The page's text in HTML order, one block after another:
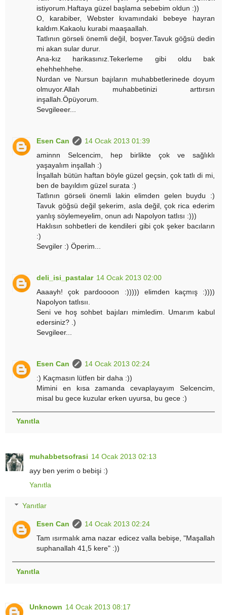
istiyorum.Haftaya güzel başlama sebebim oldun :))
O, karabiber, Webster kıvamındaki bebeye hayran
kaldım.Kakaolu kurabi maaşaallah.
Tatlının görseli önemli değil, boşver.Tavuk göğsü dedin
mi akan sular durur.
Ana-kız harikasınız.Tekerleme gibi oldu bak
ehehhehhehe.
Nurdan ve Nursun bajıların muhabbetlerinede doyum
olmuyor.Allah muhabbetinizi arttırsın
inşallah.Öpüyorum.
Sevgileeer...
Esen Can
14 Ocak 2013 01:39
aminnn Selcencim, hep birlikte çok ve sağlıklı
yaşayalım inşallah :)
İnşallah bütün haftan böyle güzel geçsin, çok tatlı di mi,
ben de bayıldım güzel surata :)
Tatlının görseli önemli lakin elimden gelen buydu :)
Tavuk göğsü değil şekerim, asla değil, çok rica ederim
yanlış söylemeyelim, onun adı Napolyon tatlısı :)))
Haklısın sohbetleri de kendileri gibi çok şeker bacıların
:)
Sevgiler :) Öperim...
deli_isi_pastalar 14 Ocak 2013 02:00
Aaaayh! çok pardoooon :))))) elimden kaçmış :))))
Napolyon tatlısıı.
Seni ve hoş sohbet bajıları mimledim. Umarım kabul
edersiniz? .)
Sevgileer...
Esen Can
14 Ocak 2013 02:24
:) Kaçmasın lütfen bir daha :))
Mimini en kısa zamanda cevaplayayım Selcencim,
misal bu gece kuzular erken uyursa, bu gece :)
Yanıtla
muhabbetsofrasi 14 Ocak 2013 02:13
ayy ben yerim o bebişi :)
Yanıtla
Yanıtlar
Esen Can
14 Ocak 2013 02:24
Tam ısırmalık ama nazar edicez valla bebişe, "Maşallah
suphanallah 41,5 kere" :))
Yanıtla
Unknown 14 Ocak 2013 08:17